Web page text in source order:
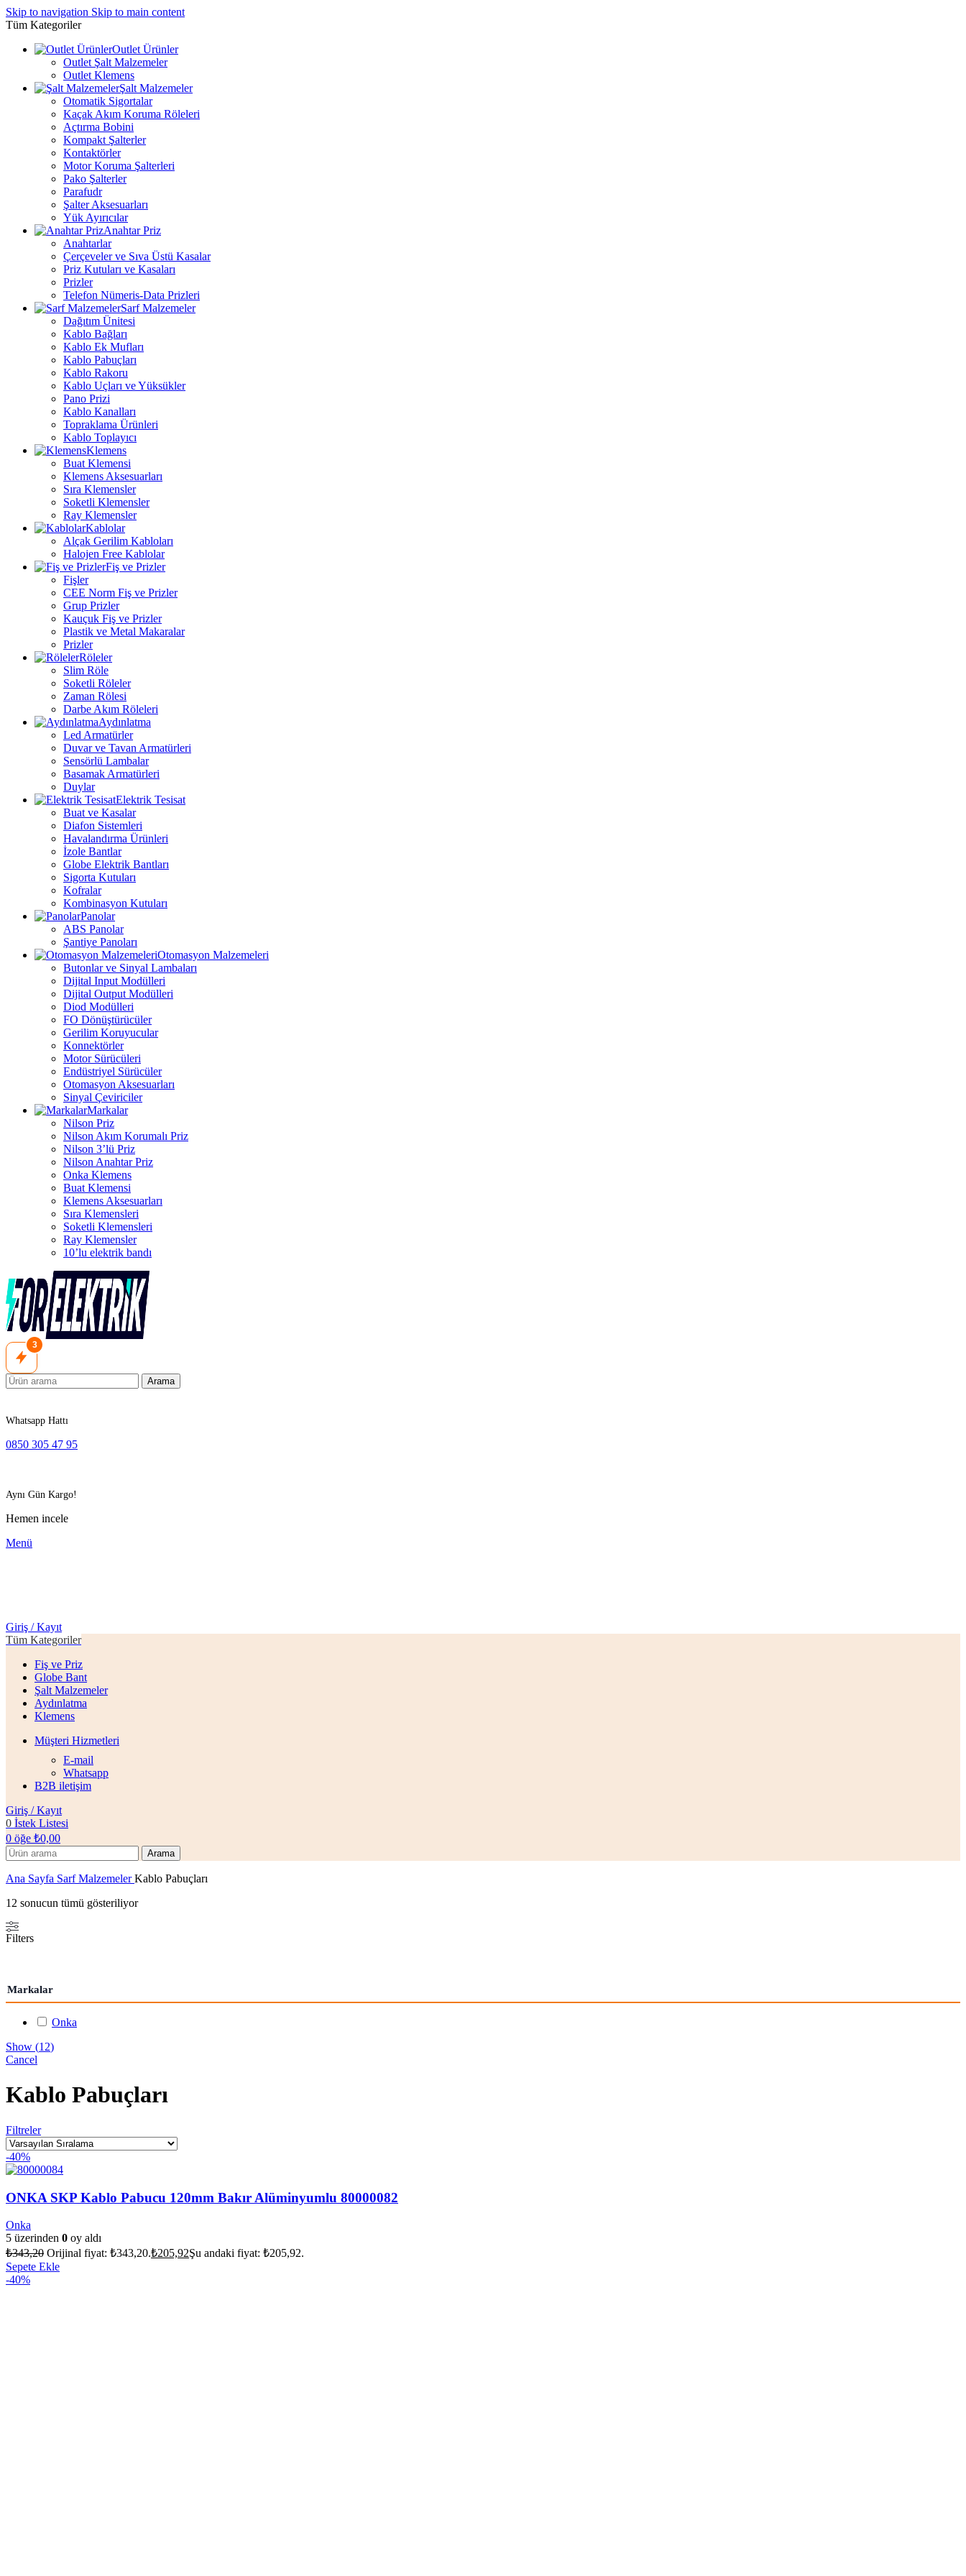
Skip to navigation Skip to main content
Tüm Kategoriler
Outlet Ürünler
Outlet Şalt Malzemeler
Outlet Klemens
Şalt Malzemeler
Otomatik Sigortalar
Kaçak Akım Koruma Röleleri
Açtırma Bobini
Kompakt Şalterler
Kontaktörler
Motor Koruma Şalterleri
Pako Şalterler
Parafudr
Şalter Aksesuarları
Yük Ayırıcılar
Anahtar Priz
Anahtarlar
Çerçeveler ve Sıva Üstü Kasalar
Priz Kutuları ve Kasaları
Prizler
Telefon Nümeris-Data Prizleri
Sarf Malzemeler
Dağıtım Ünitesi
Kablo Bağları
Kablo Ek Mufları
Kablo Pabuçları
Kablo Rakoru
Kablo Uçları ve Yüksükler
Pano Prizi
Kablo Kanalları
Topraklama Ürünleri
Kablo Toplayıcı
Klemens
Buat Klemensi
Klemens Aksesuarları
Sıra Klemensler
Soketli Klemensler
Ray Klemensler
Kablolar
Alçak Gerilim Kabloları
Halojen Free Kablolar
Fiş ve Prizler
Fişler
CEE Norm Fiş ve Prizler
Grup Prizler
Kauçuk Fiş ve Prizler
Plastik ve Metal Makaralar
Prizler
Röleler
Slim Röle
Soketli Röleler
Zaman Rölesi
Darbe Akım Röleleri
Aydınlatma
Led Armatürler
Duvar ve Tavan Armatürleri
Sensörlü Lambalar
Basamak Armatürleri
Duylar
Elektrik Tesisat
Buat ve Kasalar
Diafon Sistemleri
Havalandırma Ürünleri
İzole Bantlar
Globe Elektrik Bantları
Sigorta Kutuları
Kofralar
Kombinasyon Kutuları
Panolar
ABS Panolar
Şantiye Panoları
Otomasyon Malzemeleri
Butonlar ve Sinyal Lambaları
Dijital Input Modülleri
Dijital Output Modülleri
Diod Modülleri
FO Dönüştürücüler
Gerilim Koruyucular
Konnektörler
Motor Sürücüleri
Endüstriyel Sürücüler
Otomasyon Aksesuarları
Sinyal Çeviriciler
Markalar
Nilson Priz
Nilson Akım Korumalı Priz
Nilson 3’lü Priz
Nilson Anahtar Priz
Onka Klemens
Buat Klemensi
Klemens Aksesuarları
Sıra Klemensleri
Soketli Klemensleri
Ray Klemensler
10’lu elektrik bandı
3
Arama
Whatsapp Hattı
0850 305 47 95
Aynı Gün Kargo!
Hemen incele
Menü
Giriş / Kayıt
Tüm Kategoriler
Fiş ve Priz
Globe Bant
Şalt Malzemeler
Aydınlatma
Klemens
Müşteri Hizmetleri
E-mail
Whatsapp
B2B iletişim
Giriş / Kayıt
0 İstek Listesi
0 öğe ₺0,00
Arama
Ana Sayfa Sarf MalzemelerKablo Pabuçları
12 sonucun tümü gösteriliyor
Filters
Markalar
Onka
Show (12)
Cancel
Kablo Pabuçları
Filtreler
-40%
ONKA SKP Kablo Pabucu 120mm Bakır Alüminyumlu 80000082
Onka
5 üzerinden 0 oy aldı
₺343,20 Orijinal fiyat: ₺343,20.₺205,92Şu andaki fiyat: ₺205,92.
Sepete Ekle
-40%